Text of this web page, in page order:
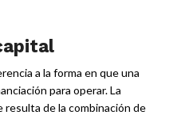
a la forma en que una
para operar. La
de la combinación de